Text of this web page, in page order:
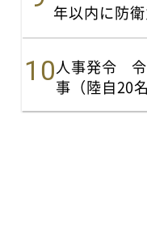
年以内に防
人事発令 令
事（陸自20